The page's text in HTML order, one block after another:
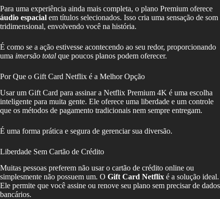
Para uma experiência ainda mais completa, o plano Premium oferece
áudio espacial em títulos selecionados. Isso cria uma sensação de som
tridimensional, envolvendo você na história.
É como se a ação estivesse acontecendo ao seu redor, proporcionando
uma imersão total que poucos planos podem oferecer.
Por Que o Gift Card Netflix é a Melhor Opção
Usar um Gift Card para assinar a Netflix Premium 4K é uma escolha
inteligente para muita gente. Ele oferece uma liberdade e um controle
que os métodos de pagamento tradicionais nem sempre entregam.
É uma forma prática e segura de gerenciar sua diversão.
Liberdade Sem Cartão de Crédito
Muitas pessoas preferem não usar o cartão de crédito online ou
simplesmente não possuem um. O Gift Card Netflix é a solução ideal.
Ele permite que você assine ou renove seu plano sem precisar de dados
bancários.